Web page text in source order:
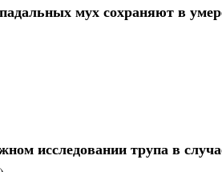
мух сохраняют в
исследовании трупа в